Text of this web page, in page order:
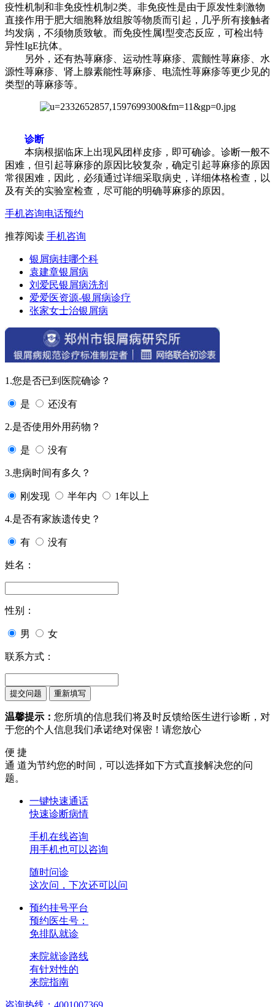
疫性机制和非免疫性机制2类。非免疫性是由于原发性刺激物
直接作用于肥大细胞释放组胺等物质而引起，几乎所有接触者
均发病，不须物质致敏。而免疫性属Ⅰ型变态反应，可检出特
异性IgE抗体。
另外，还有热荨麻疹、运动性荨麻疹、震颤性荨麻疹、水
源性荨麻疹、肾上腺素能性荨麻疹、电流性荨麻疹等更少见的
类型的荨麻疹等。
诊断
本病根据临床上出现风团样皮疹，即可确诊。诊断一般不
困难，但引起荨麻疹的原因比较复杂，确定引起荨麻疹的原因
常很困难，因此，必须通过详细采取病史，详细体格检查，以
及有关的实验室检查，尽可能的明确荨麻疹的原因。
手机咨询电话预约
推荐阅读 手机咨询
银屑病挂哪个科
袁建章银屑病
刘爱民银屑病洗剂
爱爱医资源-银屑病诊疗
张家女士治银屑病
1.您是否已到医院确诊？
是 还没有
2.是否使用外用药物？
是 没有
3.患病时间有多久？
刚发现 半年内 1年以上
4.是否有家族遗传史？
有 没有
姓名：
性别：
男 女
联系方式：
温馨提示： 您所填的信息我们将及时反馈给医生进行诊断，对
于您的个人信息我们承诺绝对保密！请您放心
便 捷
通 道为节约您的时间，可以选择如下方式直接解决您的问
题。
一键快速通话
快速诊断病情
手机在线咨询
用手机也可以咨询
随时问诊
这次问，下次还可以问
预约挂号平台
预约医生号：
免排队就诊
来院就诊路线
有针对性的
来院指南
咨询热线：4001007369